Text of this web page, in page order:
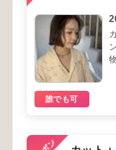
誰でも可